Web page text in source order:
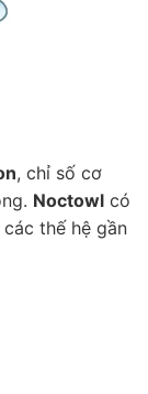
, chỉ số cơ
Noctowl có
thế hệ gần